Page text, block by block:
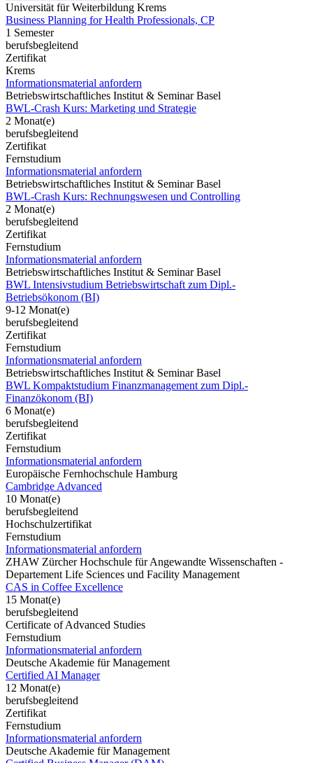
Universität für Weiterbildung Krems
Business Planning for Health Professionals, CP
1 Semester
berufsbegleitend
Zertifikat
Krems
Informationsmaterial anfordern
Betriebswirtschaftliches Institut & Seminar Basel
BWL-Crash Kurs: Marketing und Strategie
2 Monat(e)
berufsbegleitend
Zertifikat
Fernstudium
Informationsmaterial anfordern
Betriebswirtschaftliches Institut & Seminar Basel
BWL-Crash Kurs: Rechnungswesen und Controlling
2 Monat(e)
berufsbegleitend
Zertifikat
Fernstudium
Informationsmaterial anfordern
Betriebswirtschaftliches Institut & Seminar Basel
BWL Intensivstudium Betriebswirtschaft zum Dipl.-
Betriebsökonom (BI)
9-12 Monat(e)
berufsbegleitend
Zertifikat
Fernstudium
Informationsmaterial anfordern
Betriebswirtschaftliches Institut & Seminar Basel
BWL Kompaktstudium Finanzmanagement zum Dipl.-
Finanzökonom (BI)
6 Monat(e)
berufsbegleitend
Zertifikat
Fernstudium
Informationsmaterial anfordern
Europäische Fernhochschule Hamburg
Cambridge Advanced
10 Monat(e)
berufsbegleitend
Hochschulzertifikat
Fernstudium
Informationsmaterial anfordern
ZHAW Zürcher Hochschule für Angewandte Wissenschaften -
Departement Life Sciences und Facility Management
CAS in Coffee Excellence
15 Monat(e)
berufsbegleitend
Certificate of Advanced Studies
Fernstudium
Informationsmaterial anfordern
Deutsche Akademie für Management
Certified AI Manager
12 Monat(e)
berufsbegleitend
Zertifikat
Fernstudium
Informationsmaterial anfordern
Deutsche Akademie für Management